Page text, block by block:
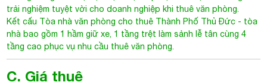
trải nghiệm tuyệt vời cho doanh nghiệp khi thuê văn phòng.
Kết cấu Tòa nhà văn phòng cho thuê Thành Phố Thủ Đức - tòa
nhà bao gồm 1 hầm giữ xe, 1 tầng trệt làm sảnh lễ tân cùng 4
tầng cao phục vụ nhu cầu thuê văn phòng.
C. Giá thuê